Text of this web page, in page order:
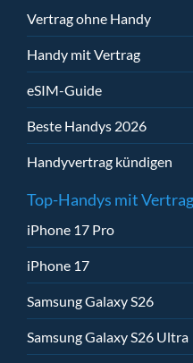
Vertrag ohne Handy
Handy mit Vertrag
eSIM-Guide
Beste Handys 2026
Handyvertrag kündigen
Top-Handys mit Vertrag
iPhone 17 Pro
iPhone 17
Samsung Galaxy S26
Samsung Galaxy S26 Ultra